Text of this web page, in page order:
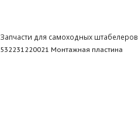
Запчасти для самоходных штабелеров
532231220021 Монтажная пластина